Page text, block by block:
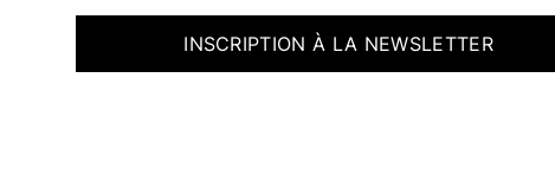
INSCRIPTION À LA NEWSLETTER